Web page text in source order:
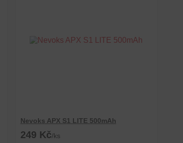
Nevoks APX S1 LITE 500mAh
249 Kč/ks